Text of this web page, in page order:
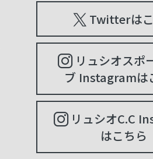
Twitterは
リュシオスポ
ブ Instagramは
リュシオC.C
はこちら